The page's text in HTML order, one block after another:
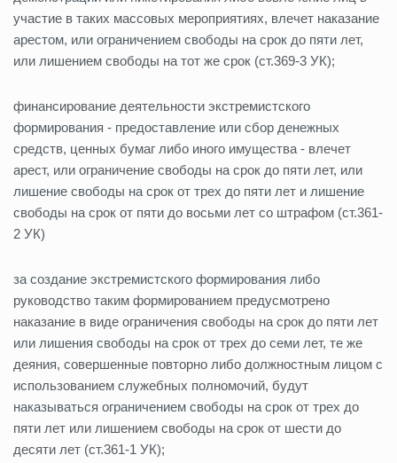
участие в таких массовых мероприятиях, влечет наказание
арестом, или ограничением свободы на срок до пяти лет,
или лишением свободы на тот же срок (ст.369-3 УК);
финансирование деятельности экстремистского
формирования - предоставление или сбор денежных
средств, ценных бумаг либо иного имущества - влечет
арест, или ограничение свободы на срок до пяти лет, или
лишение свободы на срок от трех до пяти лет и лишение
свободы на срок от пяти до восьми лет со штрафом (ст.361-
2 УК)
за создание экстремистского формирования либо
руководство таким формированием предусмотрено
наказание в виде ограничения свободы на срок до пяти лет
или лишения свободы на срок от трех до семи лет, те же
деяния, совершенные повторно либо должностным лицом с
использованием служебных полномочий, будут
наказываться ограничением свободы на срок от трех до
пяти лет или лишением свободы на срок от шести до
десяти лет (ст.361-1 УК);